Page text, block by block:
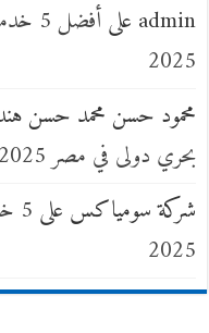
admin على
2025
محمود حسن محمد حسن
بحري دولى في مصر 2025
شركة سومياكس على
2025